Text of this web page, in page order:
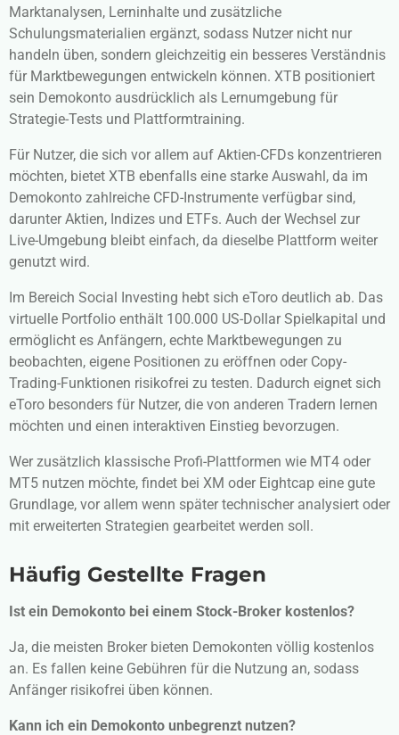
Marktanalysen, Lerninhalte und zusätzliche
Schulungsmaterialien ergänzt, sodass Nutzer nicht nur
handeln üben, sondern gleichzeitig ein besseres Verständnis
für Marktbewegungen entwickeln können. XTB positioniert
sein Demokonto ausdrücklich als Lernumgebung für
Strategie-Tests und Plattformtraining.
Für Nutzer, die sich vor allem auf Aktien-CFDs konzentrieren
möchten, bietet XTB ebenfalls eine starke Auswahl, da im
Demokonto zahlreiche CFD-Instrumente verfügbar sind,
darunter Aktien, Indizes und ETFs. Auch der Wechsel zur
Live-Umgebung bleibt einfach, da dieselbe Plattform weiter
genutzt wird.
Im Bereich Social Investing hebt sich eToro deutlich ab. Das
virtuelle Portfolio enthält 100.000 US-Dollar Spielkapital und
ermöglicht es Anfängern, echte Marktbewegungen zu
beobachten, eigene Positionen zu eröffnen oder Copy-
Trading-Funktionen risikofrei zu testen. Dadurch eignet sich
eToro besonders für Nutzer, die von anderen Tradern lernen
möchten und einen interaktiven Einstieg bevorzugen.
Wer zusätzlich klassische Profi-Plattformen wie MT4 oder
MT5 nutzen möchte, findet bei XM oder Eightcap eine gute
Grundlage, vor allem wenn später technischer analysiert oder
mit erweiterten Strategien gearbeitet werden soll.
Häufig Gestellte Fragen
Ist ein Demokonto bei einem Stock-Broker kostenlos?
Ja, die meisten Broker bieten Demokonten völlig kostenlos
an. Es fallen keine Gebühren für die Nutzung an, sodass
Anfänger risikofrei üben können.
Kann ich ein Demokonto unbegrenzt nutzen?